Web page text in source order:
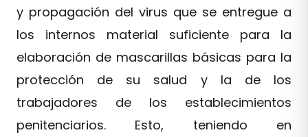
y propagación del virus que se entregue a
los internos material suficiente para la
elaboración de mascarillas básicas para la
protección de su salud y la de los
trabajadores de los establecimientos
penitenciarios. Esto, teniendo en